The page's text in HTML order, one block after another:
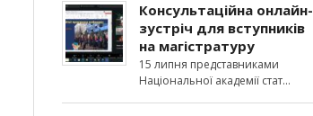
Консультаційна онлайн-
зустріч для вступників
на магістратуру
15 липня представниками
Національної академії стат